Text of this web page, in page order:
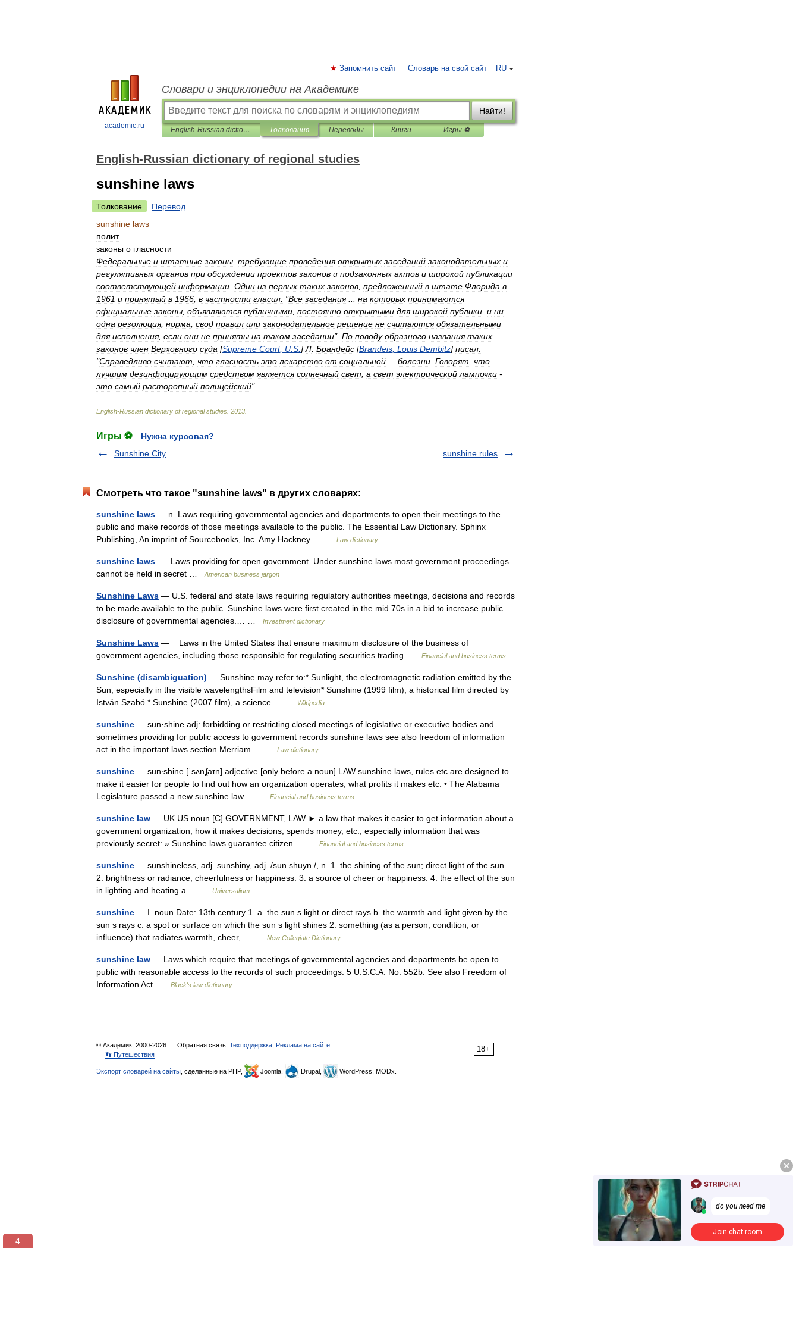
academic.ru
RU
Запомнить сайт Словарь на свой сайт
Словари и энциклопедии на Академике
Найти!
English-Russian dictionary of regional studies Толкования Переводы Книги Игры ⚽
English-Russian dictionary of regional studies
sunshine laws
Толкование
Перевод
sunshine laws
полит
законы о гласности
Федеральные и штатные законы требующие проведения открытых заседаний законодательных и
регулятивных органов при обсуждении проектов законов и подзаконных актов и широкой публикации
соответствующей информации Один из первых таких законов предложенный в штате Флорида в
1961 и принятый в 1966 в частности гласил: "Все заседания... на которых принимаются
официальные законы объявляются публичными постоянно открытыми для широкой публики и ни
одна резолюция, норма свод правил или законодательное решение не считаются обязательными
для исполнения, если они не приняты на таком заседании". По поводу образного названия таких
законов член Верховного суда [Supreme Court, U S ] Л Брандейс [Brandeis Louis Dembitz] писал:
"Справедливо считают что гласность это лекарство от социальной болезни Говорят
что
лучшим дезинфицирующим средством является солнечный свет а свет электрической лампочки -
это самый расторопный полицейский"
English-Russian dictionary of regional studies 2013
Игры ⚽
Нужна курсовая?
Sunshine City
sunshine rules
Смотреть что такое "sunshine laws" в других словарях:
sunshine laws — n. Laws requiring governmental agencies and departments to open their meetings to the
public and make records of those meetings available to the public. The Essential Law Dictionary. Sphinx
Publishing, An imprint of Sourcebooks, Inc. Amy Hackney… …
Law dictionary
sunshine laws — Laws providing for open government. Under sunshine laws most government proceedings
cannot be held in secret …
American business jargon
Sunshine Laws — U.S. federal and state laws requiring regulatory authorities meetings, decisions and records
to be made available to the public. Sunshine laws were first created in the mid 70s in a bid to increase public
disclosure of governmental agencies.… …
Investment dictionary
Sunshine Laws — Laws in the United States that ensure maximum disclosure of the business of
government agencies, including those responsible for regulating securities trading …
Financial and business terms
Sunshine (disambiguation) — Sunshine may refer to:* Sunlight, the electromagnetic radiation emitted by the
Sun, especially in the visible wavelengthsFilm and television* Sunshine (1999 film), a historical film directed by
István Szabó * Sunshine (2007 film), a science… …
Wikipedia
sunshine — sun·shine adj: forbidding or restricting closed meetings of legislative or executive bodies and
sometimes providing for public access to government records sunshine laws see also freedom of information
act in the important laws section Merriam… …
Law dictionary
sunshine — sun‧shine [ˈsʌnʆaɪn] adjective [only before a noun] LAW sunshine laws, rules etc are designed to
make it easier for people to find out how an organization operates, what profits it makes etc: • The Alabama
Legislature passed a new sunshine law… …
Financial and business terms
sunshine law — UK US noun [C] GOVERNMENT, LAW ► a law that makes it easier to get information about a
government organization, how it makes decisions, spends money, etc., especially information that was
previously secret: » Sunshine laws guarantee citizen… …
Financial and business terms
sunshine — sunshineless, adj. sunshiny, adj. /sun shuyn /, n. 1. the shining of the sun; direct light of the sun.
2. brightness or radiance; cheerfulness or happiness. 3. a source of cheer or happiness. 4. the effect of the sun
in lighting and heating a… …
Universalium
sunshine — I. noun Date: 13th century 1. a. the sun s light or direct rays b. the warmth and light given by the
sun s rays c. a spot or surface on which the sun s light shines 2. something (as a person, condition, or
influence) that radiates warmth, cheer,… …
New Collegiate Dictionary
sunshine law — Laws which require that meetings of governmental agencies and departments be open to
public with reasonable access to the records of such proceedings. 5 U.S.C.A. No. 552b. See also Freedom of
Information Act …
Black's law dictionary
18+
© Академик, 2000-2026 Обратная связь: Техподдержка Реклама на сайте
👣 Путешествия
Экспорт словарей на сайты , сделанные на PHP, Joomla, Drupal, WordPress, MODx.
3